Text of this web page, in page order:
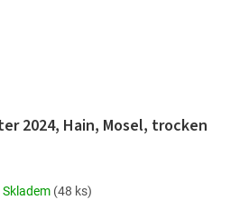
2024, Hain, Mosel, trocken
Skladem (48 ks)